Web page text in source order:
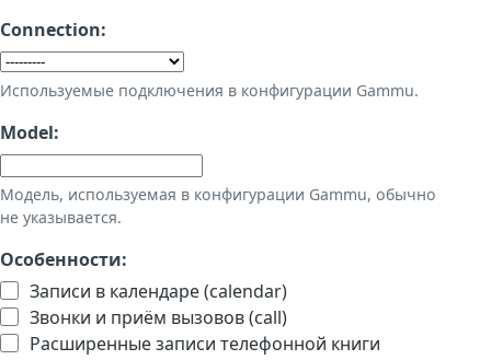
Connection:
Используемые подключения в конфигурации Gammu.
Model:
Модель, используемая в конфигурации Gammu, обычно
не указывается.
Особенности:
Записи в календаре (calendar)
Звонки и приём вызовов (call)
Расширенные записи телефонной книги